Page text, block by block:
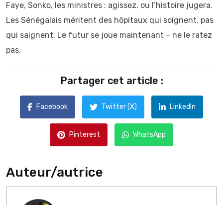
Faye, Sonko, les ministres : agissez, ou l’histoire jugera.
Les Sénégalais méritent des hôpitaux qui soignent, pas
qui saignent. Le futur se joue maintenant – ne le ratez
pas.
Partager cet article :
Facebook Twitter (X) LinkedIn
Pinterest WhatsApp
Auteur/autrice